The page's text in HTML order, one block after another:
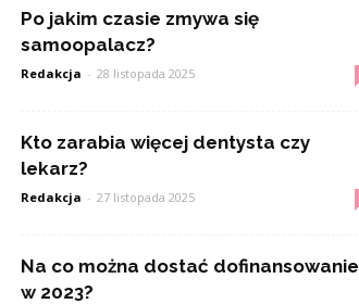
Po jakim czasie zmywa się
samoopalacz?
Redakcja - 28 listopada 2025
Kto zarabia więcej dentysta czy
lekarz?
Redakcja - 27 listopada 2025
Na co można dostać dofinansowanie
w 2023?